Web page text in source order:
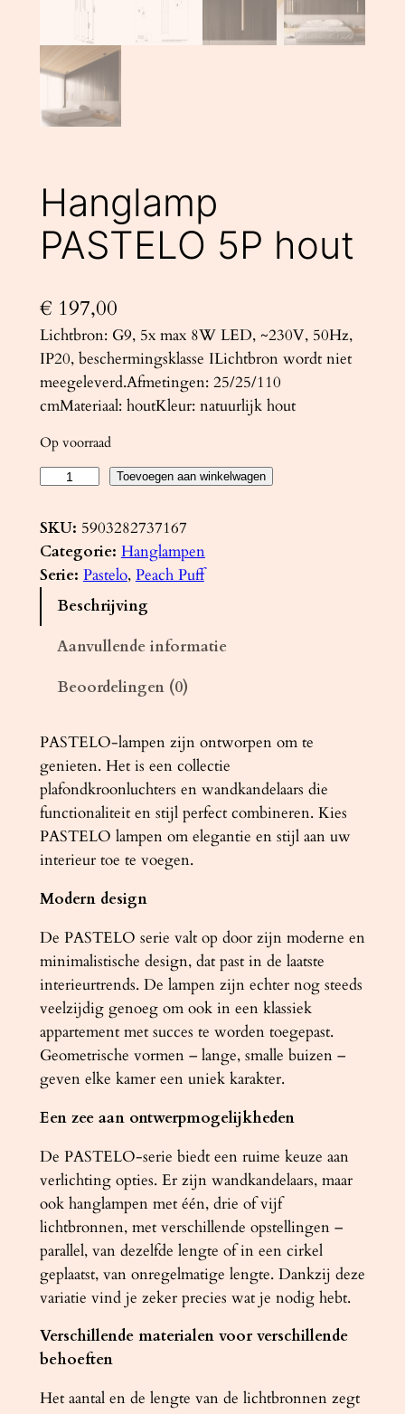
Hanglamp
PASTELO 5P hout
€ 197,00
Lichtbron: G9, 5x max 8W LED, ~230V, 50Hz,
IP20, beschermingsklasse ILichtbron wordt niet
meegeleverd.Afmetingen: 25/25/110
cmMateriaal: houtKleur: natuurlijk hout
Op voorraad
n
g
l
T
E
L
O
5
P
o
t
a
a
n
t
a
l
Toevoegen aan winkelwagen
SKU: 5903282737167
Categorie: Hanglampen
Serie: Pastelo, Peach Puff
Beschrijving
Aanvullende informatie
Beoordelingen (0)
PASTELO-lampen zijn ontworpen om te
genieten. Het is een collectie
plafondkroonluchters en wandkandelaars die
functionaliteit en stijl perfect combineren. Kies
PASTELO lampen om elegantie en stijl aan uw
interieur toe te voegen.
Modern design
De PASTELO serie valt op door zijn moderne en
minimalistische design, dat past in de laatste
interieurtrends. De lampen zijn echter nog steeds
veelzijdig genoeg om ook in een klassiek
appartement met succes te worden toegepast.
Geometrische vormen – lange, smalle buizen –
geven elke kamer een uniek karakter.
Een zee aan ontwerpmogelijkheden
De PASTELO-serie biedt een ruime keuze aan
verlichting opties. Er zijn wandkandelaars, maar
ook hanglampen met één, drie of vijf
lichtbronnen, met verschillende opstellingen –
parallel, van dezelfde lengte of in een cirkel
geplaatst, van onregelmatige lengte. Dankzij deze
variatie vind je zeker precies wat je nodig hebt.
Verschillende materialen voor verschillende
behoeften
Het aantal en de lengte van de lichtbronnen zegt